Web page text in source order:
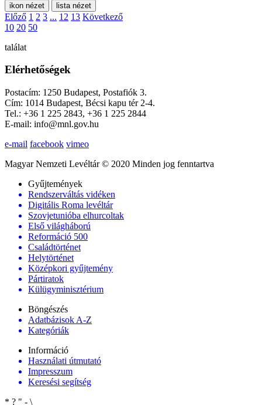
ikon nézet lista nézet
Előző 1 2 3 ... 12 13 Következő
10 20 50
találat
Elérhetőségek
Postacím: 1250 Budapest, Postafiók 3.
Cím: 1014 Budapest, Bécsi kapu tér 2-4.
Tel.: +36 1 225 2843, +36 1 225 2844
E-mail: info@mnl.gov.hu
e-mail facebook vimeo
Magyar Nemzeti Levéltár © 2020 Minden jog fenntartva
Gyűjtemények
Rendszerváltás vidéken
Digitális Roma levéltár
Szovjetunióba elhurcoltak
Első világháború
Reformáció 500
Családtörténet
Helytörténet
Középkori gyűjtemény
Pártiratok
Külügyminisztérium
Böngészés
Adatbázisok A-Z
Kategóriák
Információ
Használati útmutató
Impresszum
Keresési segítség
* ? " - \